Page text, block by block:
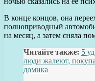
В конце концов, она
полноприводный
на месяц, а затем сняла
Читайте также: 5
люди жалеют,
домика